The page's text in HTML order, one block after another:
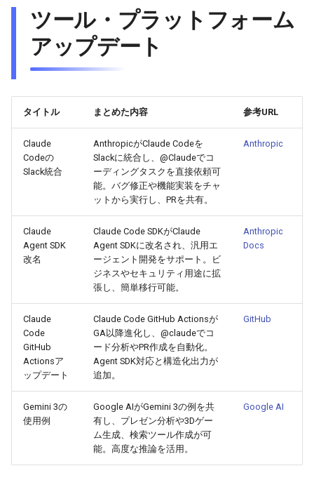
2026-04-14
2026-04-10
2026-04-09
2026-04-08
2026-04-07
2026-04-06
2026-04-05
2026-04-04
2026-04-02
2026-04-01
2025-09-29
2025-09-25
2025-09-24
2025-09-23
2025-09-22
2025-09-21
2025-09-17
2025-09-16
2025-09-14
2025-09-12
2026-04-14
2026-04-13
2026-04-12
2026-04-11
2026-04-10
2026-04-09
2026-04-08
2026-04-07
2026-04-05
2026-04-04
2026-04-02
2026-04-11
2026-04-07
2026-04-06
2026-04-05
2026-04-04
2026-04-03
2026-04-02
2026-04-01
2026-03-30
2026-03-29
2025-09-29
2025-09-25
2025-09-24
2025-09-23
2025-09-22
2025-09-21
2025-09-21-week
2025-09-20
2025-09-18
2025-09-16
2026-04-10
2026-04-06
2026-04-05
2026-04-04
2026-04-03
2026-04-02
2026-04-01
2026-03-31
2026-03-29
2026-03-28
2025-09-29
2025-09-25
2025-09-24
2025-09-23
2025-09-22
2025-09-21
2025-09-20
ツール・プラットフォーム
アップデート
タイトル まとめた内容 参考URL
Claude
Codeの
Slack統合
AnthropicがClaude Codeを
Slackに統合し、@Claudeでコ
ーディングタスクを直接依頼可
能。バグ修正や機能実装をチャ
ットから実行し、PRを共有。
Anthropic
Claude
Agent SDK
改名
Claude Code SDKがClaude
Agent SDKに改名され、汎用エ
ージェント開発をサポート。ビ
ジネスやセキュリティ用途に拡
張し、簡単移行可能。
Anthropic
Docs
Claude
Code
GitHub
Actionsア
ップデート
Claude Code GitHub Actionsが
GA以降進化し、@claudeでコ
ード分析やPR作成を自動化。
Agent SDK対応と構造化出力が
追加。
GitHub
Gemini 3の
使用例
Google AIがGemini 3の例を共
有し、プレゼン分析や3Dゲー
ム生成、検索ツール作成が可
能。高度な推論を活用。
Google AI